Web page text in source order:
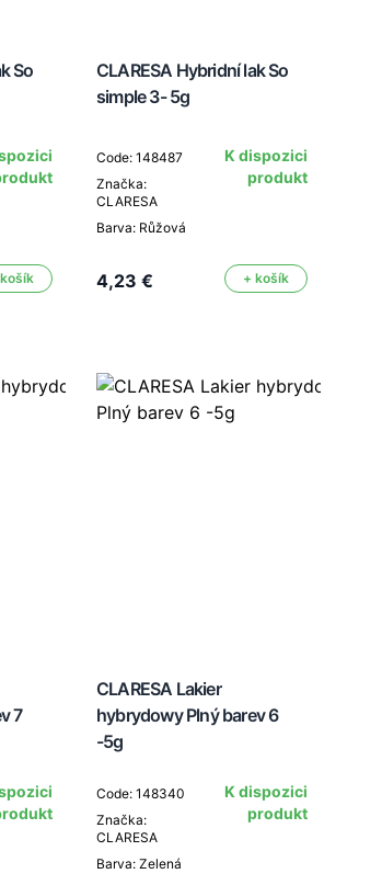
So
CLARESA Hybridní lak So
simple 3- 5g
Code: 148487
Značka:
CLARESA
Barva: Růžová
K dispozici
produkt
4,23 € + košík
7
CLARESA Lakier
hybrydowy Plný barev 6
-5g
Code: 148340
Značka:
CLARESA
Barva: Zelená
K dispozici
produkt